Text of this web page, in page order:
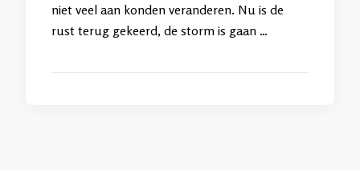
niet veel aan konden veranderen. Nu is de
rust terug gekeerd, de storm is gaan …